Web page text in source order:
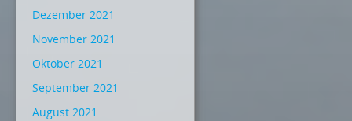
Dezember 2021
November 2021
Oktober 2021
September 2021
August 2021